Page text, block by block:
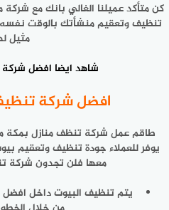
كن متأكد عميلنا الغالي بانك مع
تنظيف وتعقيم منشأتك بالوقت
مثيل
شاهد ايضا افضل شركة
افضل شركة
طاقم عمل شركة تنظف منازل بمكة
يوفر للعملاء جودة تنظيف وتعقيم
معها فلن تجدون شركة
يتم تنظيف البيوت داخل